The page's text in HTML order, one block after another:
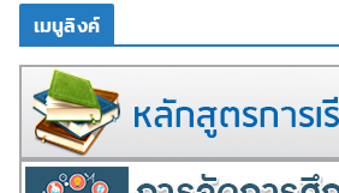
เมนูลิงค์